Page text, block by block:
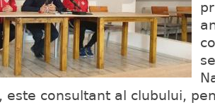
este consultant al clubului,